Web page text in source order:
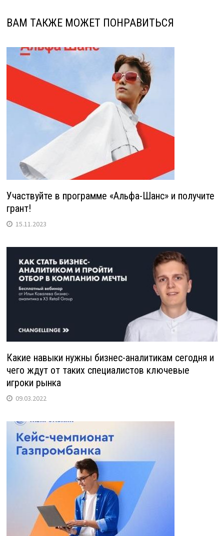
ВАМ ТАКЖЕ МОЖЕТ ПОНРАВИТЬСЯ
Участвуйте в программе «Альфа-Шанс» и получите
грант!
15.11.2023
Какие навыки нужны бизнес-аналитикам сегодня и
чего ждут от таких специалистов ключевые
игроки рынка
09.03.2022